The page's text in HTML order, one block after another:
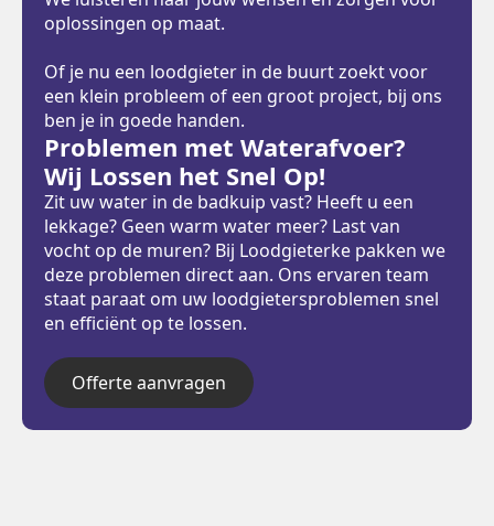
oplossingen op maat.
Of je nu een loodgieter in de buurt zoekt voor
een klein probleem of een groot project, bij ons
ben je in goede handen.
Problemen met Waterafvoer?
Wij Lossen het Snel Op!
Zit uw water in de badkuip vast? Heeft u een
lekkage? Geen warm water meer? Last van
vocht op de muren? Bij Loodgieterke pakken we
deze problemen direct aan. Ons ervaren team
staat paraat om uw loodgietersproblemen snel
en efficiënt op te lossen.
Offerte aanvragen